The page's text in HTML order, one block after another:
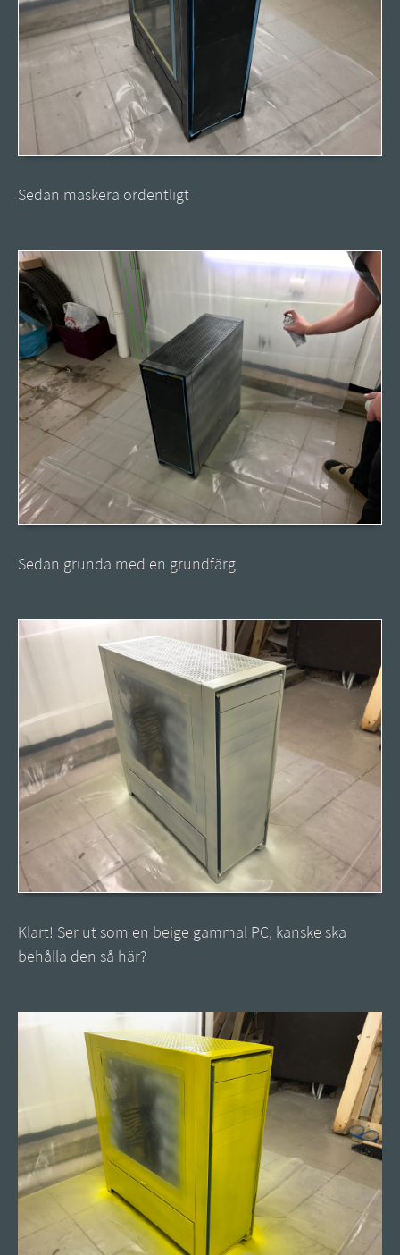
Sedan maskera ordentligt
Sedan grunda med en grundfärg
Klart! Ser ut som en beige gammal PC, kanske ska
behålla den så här?